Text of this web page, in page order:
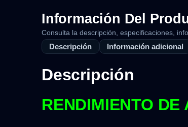
Información Del
Consulta la descripción, especificaciones,
Descripción Información adicional
Descripción
RENDIMIENTO